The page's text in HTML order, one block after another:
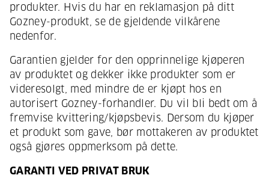
produkter. Hvis du har en reklamasjon på ditt
Gozney-produkt, se de gjeldende vilkårene
nedenfor.
Garantien gjelder for den opprinnelige kjøperen
av produktet og dekker ikke produkter som er
videresolgt, med mindre de er kjøpt hos en
autorisert Gozney-forhandler. Du vil bli bedt om å
fremvise kvittering/kjøpsbevis. Dersom du kjøper
et produkt som gave, bør mottakeren av produktet
også gjøres oppmerksom på dette.
GARANTI VED PRIVAT BRUK